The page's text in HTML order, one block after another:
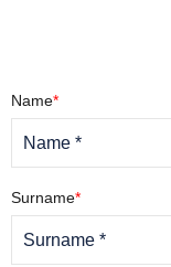
Name*
Surname*